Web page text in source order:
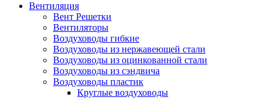
Вентиляция
Вент Решетки
Вентиляторы
Воздуховоды гибкие
Воздуховоды из нержавеющей стали
Воздуховоды из оцинкованной стали
Воздуховоды из сэндвича
Воздуховоды пластик
Круглые воздуховоды